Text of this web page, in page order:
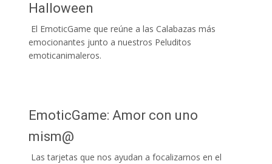
Halloween
El EmoticGame que reúne a las Calabazas más
emocionantes junto a nuestros Peluditos
emoticanimaleros.
EmoticGame: Amor con uno
mism@
Las tarjetas que nos ayudan a focalizarnos en el